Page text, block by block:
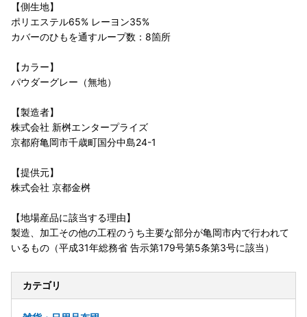
【側生地】
ポリエステル65% レーヨン35%
カバーのひもを通すループ数：8箇所
【カラー】
パウダーグレー（無地）
【製造者】
株式会社 新桝エンタープライズ
京都府亀岡市千歳町国分中島24-1
【提供元】
株式会社 京都金桝
【地場産品に該当する理由】
製造、加工その他の工程のうち主要な部分が亀岡市内で行われて
いるもの（平成31年総務省 告示第179号第5条第3号に該当）
カテゴリ